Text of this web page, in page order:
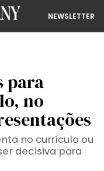
NEWSLETTER
para
no
no currículo ou
decisiva para